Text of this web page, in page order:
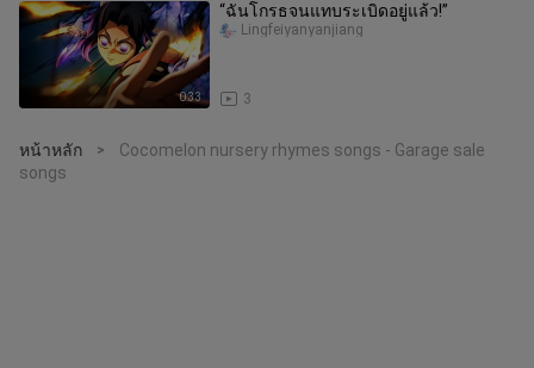
0:33
“ฉันโกรธจนแทบระเบิดอยู่แล้ว!”
3
Lingfeiyanyanjiang
หน้าหลัก >
Cocomelon nursery rhymes songs - Garage sale
songs